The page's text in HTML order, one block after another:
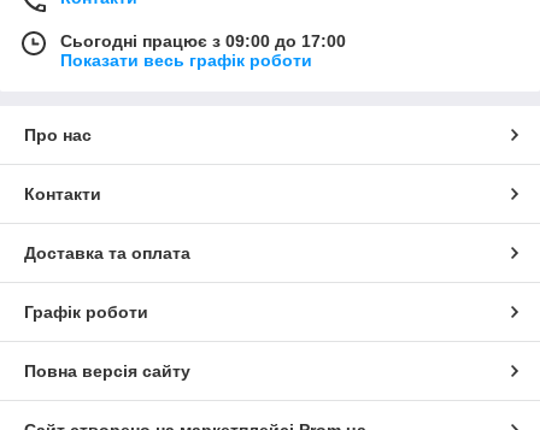
Сьогодні працює з 09:00 до 17:00
Показати весь графік роботи
Про нас
Контакти
Доставка та оплата
Графік роботи
Повна версія сайту